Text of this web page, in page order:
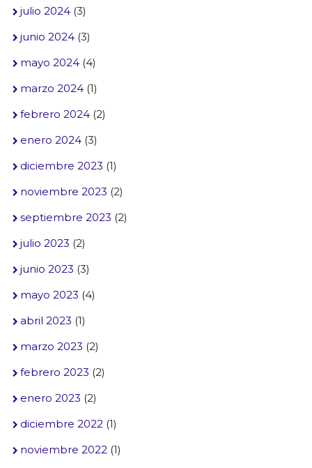
julio 2024(3)
junio 2024(3)
mayo 2024(4)
marzo 2024(1)
febrero 2024(2)
enero 2024(3)
diciembre 2023 (1)
noviembre 2023 (2)
septiembre 2023 (2)
julio 2023 (2)
junio 2023 (3)
mayo 2023 (4)
abril 2023 (1)
marzo 2023 (2)
febrero 2023 (2)
enero 2023 (2)
diciembre 2022(1)
noviembre 2022(1)